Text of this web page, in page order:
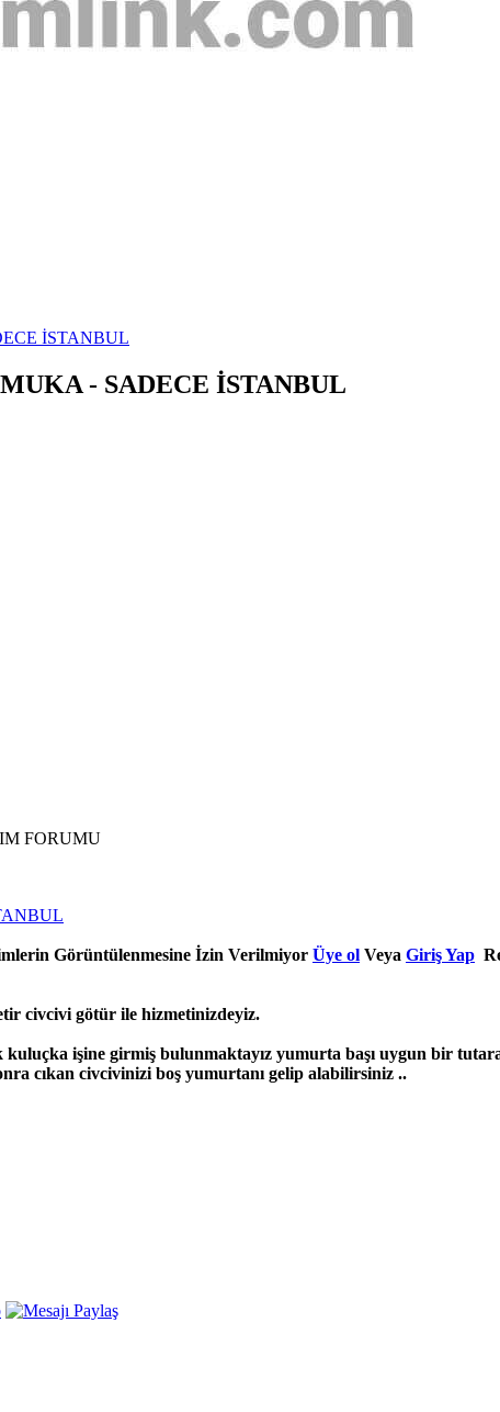
İSTANBUL
- SADECE İSTANBUL
FORUMU
Görüntülenmesine İzin Verilmiyor Üye ol Veya Giriş Yap
civcivi götür ile hizmetinizdeyiz.
işine girmiş bulunmaktayız yumurta başı uygun bir
cıkan civcivinizi boş yumurtanı gelip alabilirsiniz ..